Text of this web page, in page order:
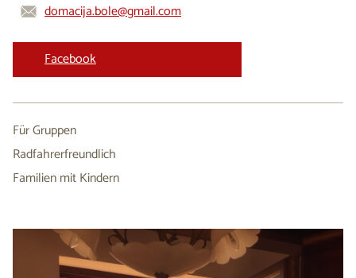
domacija.bole@gmail.com
Facebook
Für Gruppen
Radfahrerfreundlich
Familien mit Kindern